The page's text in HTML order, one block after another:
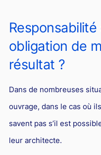
Responsabilité
obligation de
résultat ?
Dans de nombreuses
ouvrage, dans le cas où
savent pas s’il est
leur architecte.